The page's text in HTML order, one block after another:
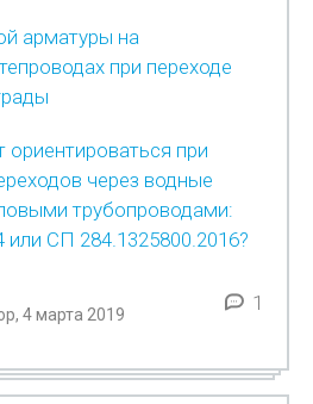
арматуры на
при переходе
ориентироваться при
через водные
трубопроводами:
СП 284.1325800.2016?
4 марта 2019
1